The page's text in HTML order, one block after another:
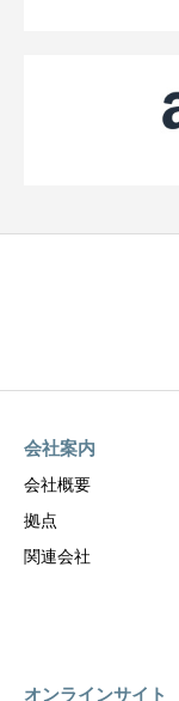
会社案内
会社概要
拠点
関連会社
オンラインサイト